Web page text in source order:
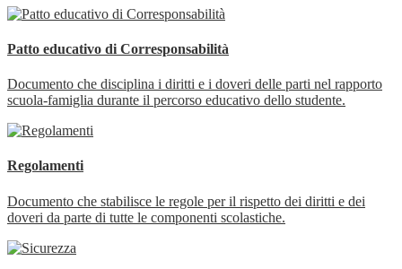
Patto educativo di Corresponsabilità
Documento che disciplina i diritti e i doveri delle parti nel rapporto
scuola-famiglia durante il percorso educativo dello studente.
Regolamenti
Documento che stabilisce le regole per il rispetto dei diritti e dei
doveri da parte di tutte le componenti scolastiche.